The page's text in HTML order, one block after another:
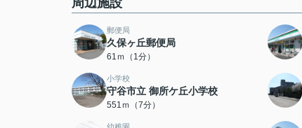
周辺施設
郵便局
久保ヶ丘郵便局
61ｍ（1分）
小学校
守谷市立 御所ケ丘小学校
551ｍ（7分）